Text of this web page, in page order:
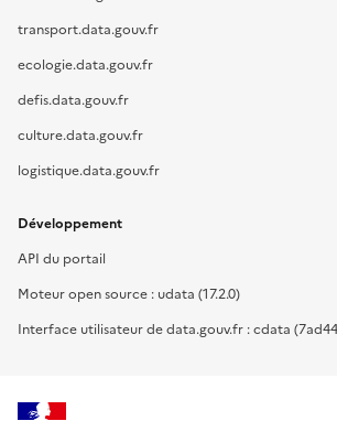
transport.data.gouv.fr
ecologie.data.gouv.fr
defis.data.gouv.fr
culture.data.gouv.fr
logistique.data.gouv.fr
Développement
API du portail
Moteur open source : udata (17.2.0)
Interface utilisateur de data.gouv.fr : cdata